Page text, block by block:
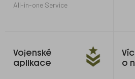
All-in-one Service
Vojenské
aplikace
o